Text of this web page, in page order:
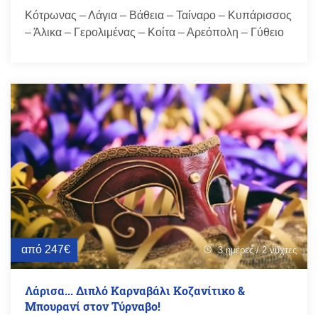
Κότρωνας – Λάγια – Βάθεια – Ταίναρο – Κυπάρισσος
– Άλικα – Γερολιμένας – Κοίτα – Αρεόπολη – Γύθειο
από 247€ schedule 3 ημέρες / 2 νύχτες
Λάρισα... Διπλό Καρναβάλι Κοζανίτικο &
Μπουρανί στον Τύρναβο!